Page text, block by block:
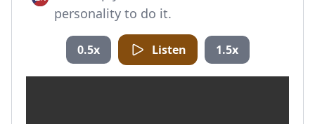
personality to do it.
0.5x Listen 1.5x